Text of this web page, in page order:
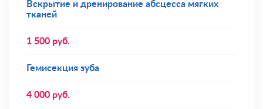
Вскрытие и дренирование абсцесса мягких
тканей
1 500 руб.
Гемисекция зуба
4 000 руб.